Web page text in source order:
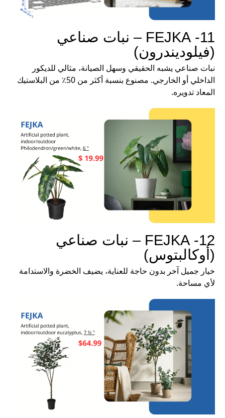
11- FEJKA – نبات صناعي
(فيلوديندرون)
نبات صناعي يشبه الحقيقي وسهل الصيانة، مثالي للديكور
الداخلي أو الخارجي. مصنوع بنسبة أكثر من 50٪ من البلاستيك
المعاد تدويره.
12- FEJKA – نبات صناعي
(أوكالبتوس)
خيار جميل آخر بدون حاجة للعناية، يضيف الخضرة والاستدامة
لأي مساحة.